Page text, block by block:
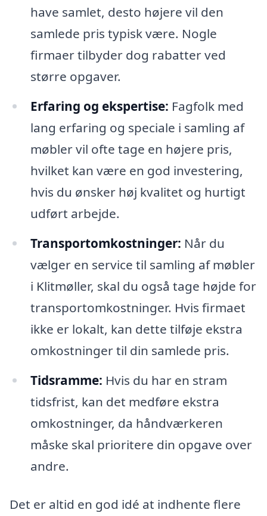
have samlet, desto højere vil den
samlede pris typisk være. Nogle
firmaer tilbyder dog rabatter ved
større opgaver.
Erfaring og ekspertise: Fagfolk med
lang erfaring og speciale i samling af
møbler vil ofte tage en højere pris,
hvilket kan være en god investering,
hvis du ønsker høj kvalitet og hurtigt
udført arbejde.
Transportomkostninger: Når du
vælger en service til samling af møbler
i Klitmøller, skal du også tage højde for
transportomkostninger. Hvis firmaet
ikke er lokalt, kan dette tilføje ekstra
omkostninger til din samlede pris.
Tidsramme: Hvis du har en stram
tidsfrist, kan det medføre ekstra
omkostninger, da håndværkeren
måske skal prioritere din opgave over
andre.
Det er altid en god idé at indhente flere